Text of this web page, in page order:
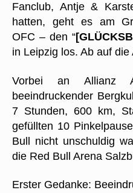
Fanclub, Antje &
hatten, geht es am
OFC – den “
in Leipzig los. Ab auf
Vorbei an Allianz
beeindruckender
7 Stunden, 600 km,
gefüllten 10
Bull nicht unschuldig
die Red Bull Arena
Erster Gedanke: